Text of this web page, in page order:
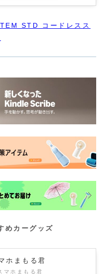
STD コードレスス
カーグッズ
ホまもる君
マホまもる君